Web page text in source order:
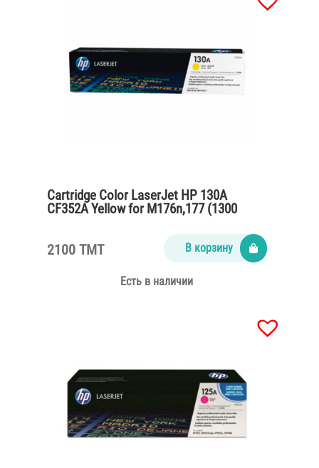
Cartridge Color LaserJet HP 130A
CF352A Yellow for M176n,177 (1300
2100 TMT В корзину
Есть в наличии